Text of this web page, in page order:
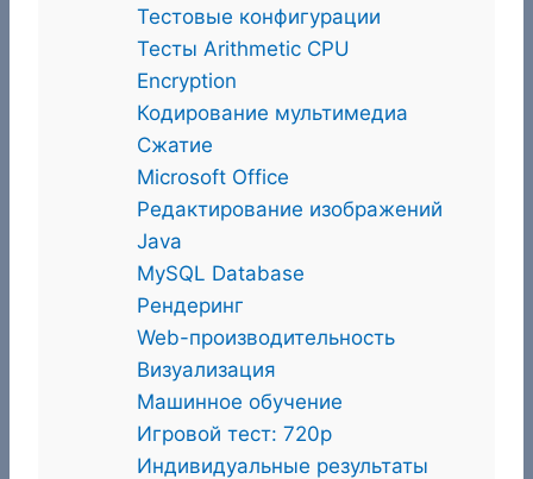
Тестовые конфигурации
Тесты Arithmetic CPU
Encryption
Кодирование мультимедиа
Сжатие
Microsoft Office
Редактирование изображений
Java
MySQL Database
Рендеринг
Web-производительность
Визуализация
Машинное обучение
Игровой тест: 720p
Индивидуальные результаты